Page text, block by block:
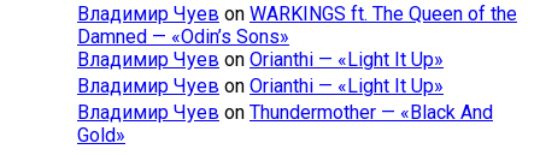
Владимир Чуев on WARKINGS ft. The Queen of the
Damned — «Odin’s Sons»
Владимир Чуев on Orianthi — «Light It Up»
Владимир Чуев on Orianthi — «Light It Up»
Владимир Чуев on Thundermother — «Black And
Gold»